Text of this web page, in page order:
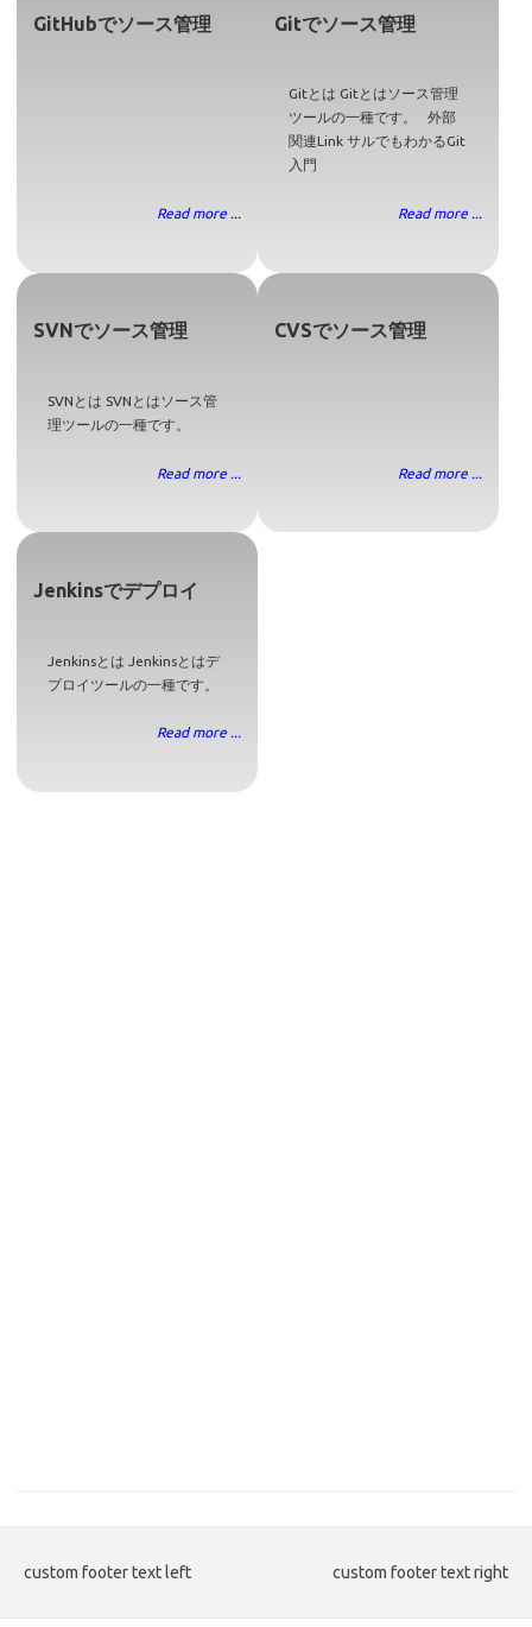
GitHubでソース管理
Read more ...
Gitでソース管理
Gitとは Gitとはソース管理
ツールの一種です。 外部
関連Link サルでもわかるGit
入門
Read more ...
SVNでソース管理
SVNとは SVNとはソース管
理ツールの一種です。
Read more ...
CVSでソース管理
Read more ...
Jenkinsでデプロイ
Jenkinsとは Jenkinsとはデ
プロイツールの一種です。
Read more ...
custom footer text left custom footer text right